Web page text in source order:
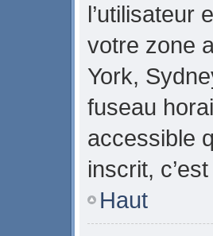
l’utilisateur
votre zone
York,
fuseau
accessible
inscrit,
Haut